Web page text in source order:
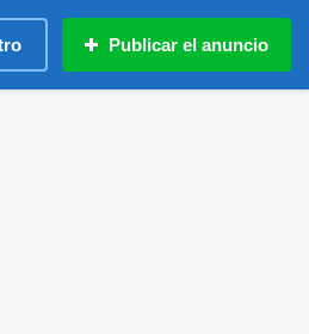
Publicar el anuncio